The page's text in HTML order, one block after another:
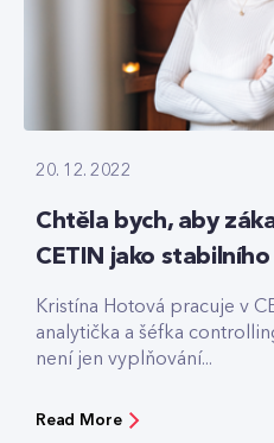
20. 12. 2022
Chtěla bych, aby
CETIN jako
Kristína Hotová pracuje v
analytička a šéfka
není jen vyplňování...
Read More